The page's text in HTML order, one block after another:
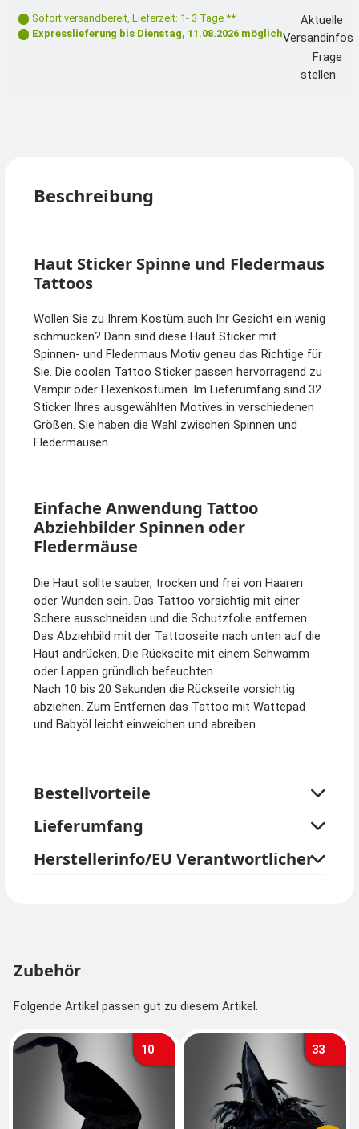
Sofort versandbereit, Lieferzeit: 1- 3 Tage **
Expresslieferung bis Dienstag, 11.08.2026 möglich
Aktuelle
Versandinfos
Frage
stellen
Beschreibung
Haut Sticker Spinne und Fledermaus
Tattoos
Wollen Sie zu Ihrem Kostüm auch Ihr Gesicht ein wenig
schmücken? Dann sind diese Haut Sticker mit
Spinnen- und Fledermaus Motiv genau das Richtige für
Sie. Die coolen Tattoo Sticker passen hervorragend zu
Vampir oder Hexenkostümen. Im Lieferumfang sind 32
Sticker Ihres ausgewählten Motives in verschiedenen
Größen. Sie haben die Wahl zwischen Spinnen und
Fledermäusen.
Einfache Anwendung Tattoo
Abziehbilder Spinnen oder
Fledermäuse
Die Haut sollte sauber, trocken und frei von Haaren
oder Wunden sein. Das Tattoo vorsichtig mit einer
Schere ausschneiden und die Schutzfolie entfernen.
Das Abziehbild mit der Tattooseite nach unten auf die
Haut andrücken. Die Rückseite mit einem Schwamm
oder Lappen gründlich befeuchten.
Nach 10 bis 20 Sekunden die Rückseite vorsichtig
abziehen. Zum Entfernen das Tattoo mit Wattepad
und Babyöl leicht einweichen und abreiben.
Bestellvorteile
Lieferumfang
Herstellerinfo/EU Verantwortlicher
Zubehör
Folgende Artikel passen gut zu diesem Artikel.
10 33